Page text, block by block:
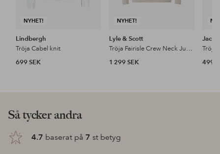
NYHET!
Lindbergh
Tröja Cabel knit
699 SEK
NYHET!
Lyle & Scott
Tröja Fairisle Crew Neck Jumper
1 299 SEK
Jack
499
Så tycker andra
4.7 baserat på 7 st betyg